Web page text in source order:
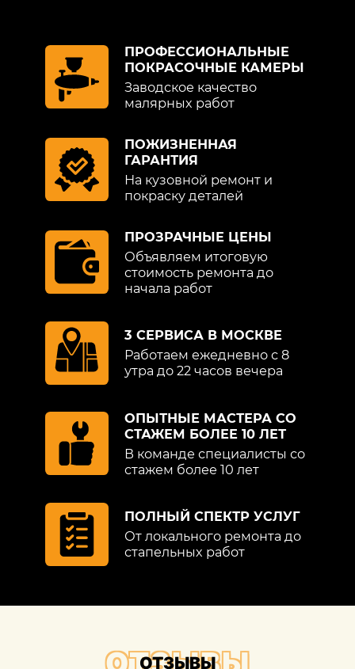
ПРОФЕССИОНАЛЬНЫЕ
ПОКРАСОЧНЫЕ КАМЕРЫ
Заводское качество
малярных работ
ПОЖИЗНЕННАЯ
ГАРАНТИЯ
На кузовной ремонт и
покраску деталей
ПРОЗРАЧНЫЕ ЦЕНЫ
Объявляем итоговую
стоимость ремонта до
начала работ
3 СЕРВИСА В МОСКВЕ
Работаем ежедневно с 8
утра до 22 часов вечера
ОПЫТНЫЕ МАСТЕРА СО
СТАЖЕМ БОЛЕЕ 10 ЛЕТ
В команде специалисты со
стажем более 10 лет
ПОЛНЫЙ СПЕКТР УСЛУГ
От локального ремонта до
стапельных работ
ОТЗЫВЫ